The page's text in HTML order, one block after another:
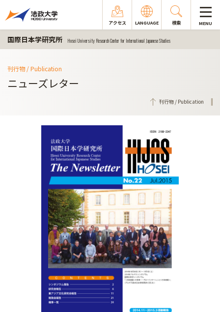
アクセス LANGUAGE 検索 MENU
国際日本学研究所 Hosei University Research Center for International Japanese Studies
刊行物 / Publication
ニューズレター
刊行物 / Publication